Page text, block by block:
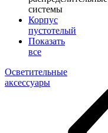
системы
Корпус
пустотелый
Показать
все
Осветительные
аксессуары